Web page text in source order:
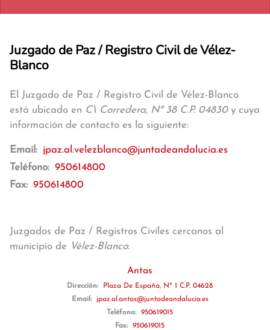
Juzgado de Paz / Registro Civil de Vélez-
Blanco
El Juzgado de Paz / Registro Civil de Vélez-Blanco
está ubicado en C\ Corredera, Nº 38 C.P. 04830y cuya
información de contacto es la siguiente:
Email: jpaz.al.velezblanco@juntadeandalucia.es
Teléfono: 950614800
Fax: 950614800
Juzgados de Paz / Registros Civiles cercanos al
municipio de Vélez-Blanco:
Antas
Dirección:
Plaza De España, Nº 1 C.P. 04628
Email:
jpaz.al.antas@juntadeandalucia.es
Teléfono:
950619015
Fax:
950619015